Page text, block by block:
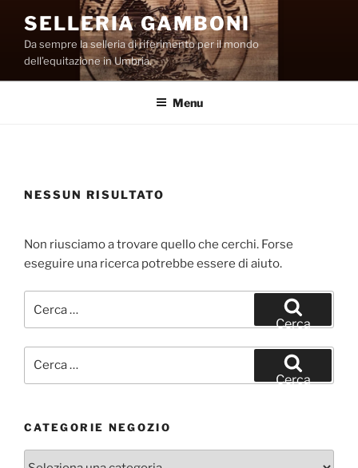
contenuto
SELLERIA GAMBONI
Da sempre la selleria di riferimento per il mondo
dell’equitazione in Umbria.
Menu
NESSUN RISULTATO
Non riusciamo a trovare quello che cerchi. Forse
eseguire una ricerca potrebbe essere di aiuto.
Cerca
Cerca
CATEGORIE NEGOZIO